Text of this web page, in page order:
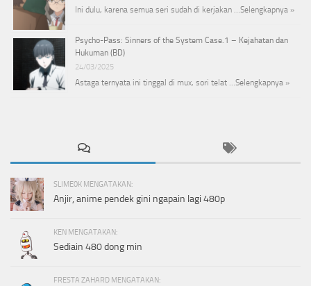
Ini dulu, karena semua seri sudah di kerjakan …Selengkapnya »
Psycho-Pass: Sinners of the System Case.1 – Kejahatan dan
Hukuman (BD)
24/03/2025
Astaga ternyata ini tinggal di mux, sori telat …Selengkapnya »
SLIME0K MENGATAKAN:
Anjir, anime pendek gini ngapain lagi 480p
KEN MENGATAKAN:
Sediain 480 dong min
FRESTA ZAHARD MENGATAKAN: